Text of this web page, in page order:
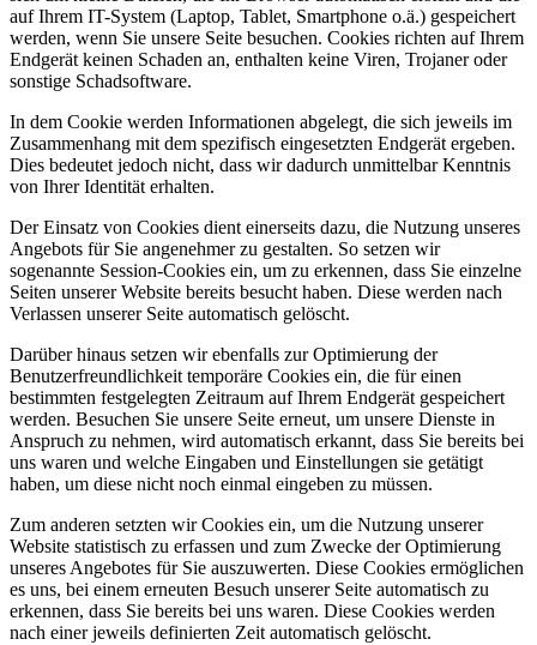
auf Ihrem IT-System (Laptop, Tablet, Smartphone o.ä.) gespeichert
werden, wenn Sie unsere Seite besuchen. Cookies richten auf Ihrem
Endgerät keinen Schaden an, enthalten keine Viren, Trojaner oder
sonstige Schadsoftware.
In dem Cookie werden Informationen abgelegt, die sich jeweils im
Zusammenhang mit dem spezifisch eingesetzten Endgerät ergeben.
Dies bedeutet jedoch nicht, dass wir dadurch unmittelbar Kenntnis
von Ihrer Identität erhalten.
Der Einsatz von Cookies dient einerseits dazu, die Nutzung unseres
Angebots für Sie angenehmer zu gestalten. So setzen wir
sogenannte Session-Cookies ein, um zu erkennen, dass Sie einzelne
Seiten unserer Website bereits besucht haben. Diese werden nach
Verlassen unserer Seite automatisch gelöscht.
Darüber hinaus setzen wir ebenfalls zur Optimierung der
Benutzerfreundlichkeit temporäre Cookies ein, die für einen
bestimmten festgelegten Zeitraum auf Ihrem Endgerät gespeichert
werden. Besuchen Sie unsere Seite erneut, um unsere Dienste in
Anspruch zu nehmen, wird automatisch erkannt, dass Sie bereits bei
uns waren und welche Eingaben und Einstellungen sie getätigt
haben, um diese nicht noch einmal eingeben zu müssen.
Zum anderen setzten wir Cookies ein, um die Nutzung unserer
Website statistisch zu erfassen und zum Zwecke der Optimierung
unseres Angebotes für Sie auszuwerten. Diese Cookies ermöglichen
es uns, bei einem erneuten Besuch unserer Seite automatisch zu
erkennen, dass Sie bereits bei uns waren. Diese Cookies werden
nach einer jeweils definierten Zeit automatisch gelöscht.